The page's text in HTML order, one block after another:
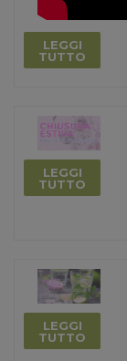
LEGGI
TUTTO
LEGGI
TUTTO
LEGGI
TUTTO